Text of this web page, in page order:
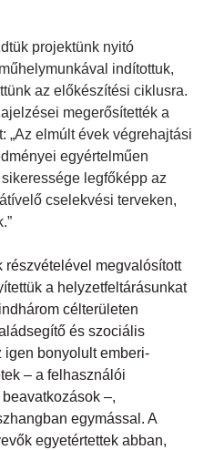
projektünk nyitó
indítottuk,
az előkészítési ciklusra.
megerősítették a
„Az elmú lt évek végrehajtási
egyértelműen
legfőképp az
cselekvési terveken,
részvételével megvalósított
a helyzetfeltárásunkat
célterületen
és szociális
igen bonyolult emberi-
– a felhaszná lói
ások–,
egymással. A
egyetértettek abban,